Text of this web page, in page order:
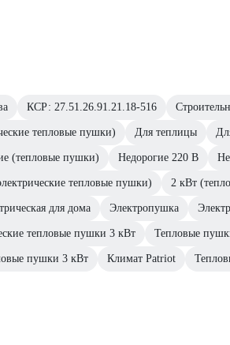
КСР: 27.51.26.91.21.18-516
тепловые пушки) Для теплицы
(тепловые пушки) Недорогие 220 В
тепловые пушки) 2 кВт
для дома Электропушка
тепловые пушки 3 кВт Тепловые
пушки 3 кВт Климат Patriot